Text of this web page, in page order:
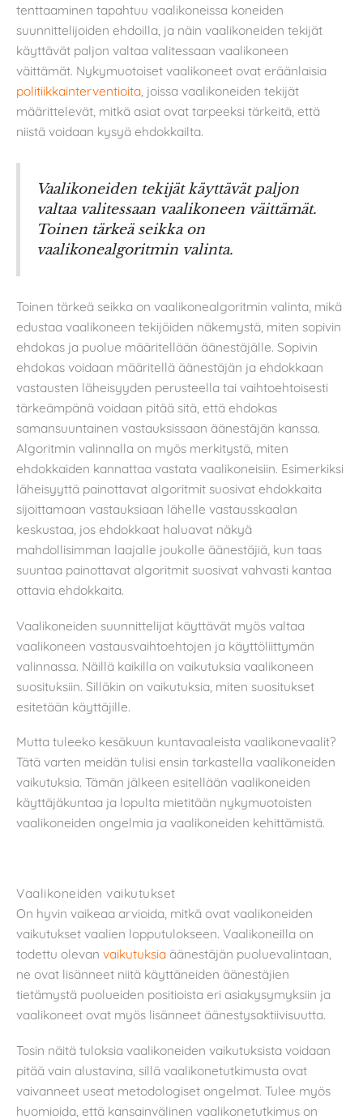
tenttaaminen tapahtuu vaalikoneissa koneiden
suunnittelijoiden ehdoilla, ja näin vaalikoneiden tekijät
käyttävät paljon valtaa valitessaan vaalikoneen
väittämät. Nykymuotoiset vaalikoneet ovat eräänlaisia
politiikkainterventioita , joissa vaalikoneiden tekijät
määrittelevät, mitkä asiat ovat tarpeeksi tärkeitä, että
niistä voidaan kysyä ehdokkailta.
Vaalikoneiden tekijät käyttävät paljon
valtaa valitessaan vaalikoneen väittämät.
Toinen tärkeä seikka on
vaalikonealgoritmin valinta.
Toinen tärkeä seikka on vaalikonealgoritmin valinta, mikä
edustaa vaalikoneen tekijöiden näkemystä, miten sopivin
ehdokas ja puolue määritellään äänestäjälle. Sopivin
ehdokas voidaan määritellä äänestäjän ja ehdokkaan
vastausten läheisyyden perusteella tai vaihtoehtoisesti
tärkeämpänä voidaan pitää sitä, että ehdokas
samansuuntainen vastauksissaan äänestäjän kanssa.
Algoritmin valinnalla on myös merkitystä, miten
ehdokkaiden kannattaa vastata vaalikoneisiin. Esimerkiksi
läheisyyttä painottavat algoritmit suosivat ehdokkaita
sijoittamaan vastauksiaan lähelle vastausskaalan
keskustaa, jos ehdokkaat haluavat näkyä
mahdollisimman laajalle joukolle äänestäjiä, kun taas
suuntaa painottavat algoritmit suosivat vahvasti kantaa
ottavia ehdokkaita.
Vaalikoneiden suunnittelijat käyttävät myös valtaa
vaalikoneen vastausvaihtoehtojen ja käyttöliittymän
valinnassa. Näillä kaikilla on vaikutuksia vaalikoneen
suosituksiin. Silläkin on vaikutuksia, miten suositukset
esitetään käyttäjille.
Mutta tuleeko kesäkuun kuntavaaleista vaalikonevaalit?
Tätä varten meidän tulisi ensin tarkastella vaalikoneiden
vaikutuksia. Tämän jälkeen esitellään vaalikoneiden
käyttäjäkuntaa ja lopulta mietitään nykymuotoisten
vaalikoneiden ongelmia ja vaalikoneiden kehittämistä.
Vaalikoneiden vaikutukset
On hyvin vaikeaa arvioida, mitkä ovat vaalikoneiden
vaikutukset vaalien lopputulokseen. Vaalikoneilla on
todettu olevan vaikutuksia äänestäjän puoluevalintaan,
ne ovat lisänneet niitä käyttäneiden äänestäjien
tietämystä puolueiden positioista eri asiakysymyksiin ja
vaalikoneet ovat myös lisänneet äänestysaktiivisuutta.
Tosin näitä tuloksia vaalikoneiden vaikutuksista voidaan
pitää vain alustavina, sillä vaalikonetutkimusta ovat
vaivanneet useat metodologiset ongelmat. Tulee myös
huomioida, että kansainvälinen vaalikonetutkimus on